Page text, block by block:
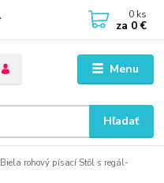
Menu
Hľadať
0 ks
za 0 €
Biela rohový písací Stôl s regál-